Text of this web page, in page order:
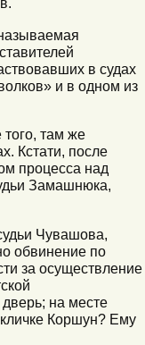
в судах
и в одном из
там же
Кстати, после
процесса над
Замашнюка,
Чувашова,
обвинение по
за осуществление
на месте
Коршун? Ему